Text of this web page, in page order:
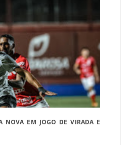
NOVA EM JOGO DE VIRADA E